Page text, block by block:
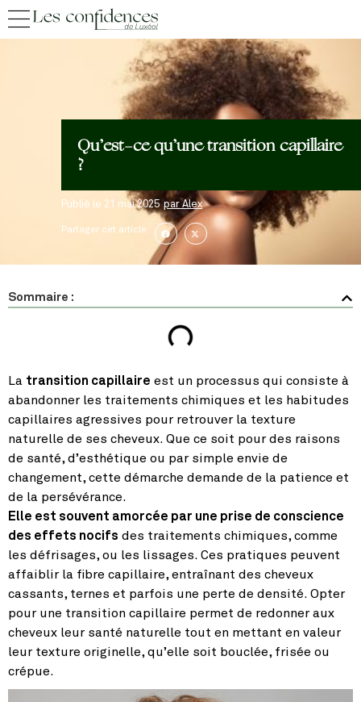
Qu’est-ce qu’une transition capillaire
?
Publié le 21 mai 2025 par Alex
Partager cet article
Sommaire :
La transition capillaire est un processus qui consiste à
abandonner les traitements chimiques et les habitudes
capillaires agressives pour retrouver la texture
naturelle de ses cheveux. Que ce soit pour des raisons
de santé, d’esthétique ou par simple envie de
changement, cette démarche demande de la patience et
de la persévérance.
Elle est souvent amorcée par une prise de conscience
des effets nocifs des traitements chimiques, comme
les défrisages, ou les lissages. Ces pratiques peuvent
affaiblir la fibre capillaire, entraînant des cheveux
cassants, ternes et parfois une perte de densité. Opter
pour une transition capillaire permet de redonner aux
cheveux leur santé naturelle tout en mettant en valeur
leur texture originelle, qu’elle soit bouclée, frisée ou
crépue.